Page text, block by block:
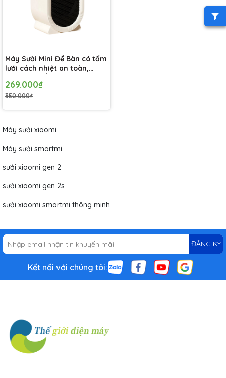
Máy Sưởi Mini Để Bàn có tấm
lưới cách nhiệt an toàn,
Ngoại Tiện Lợi
269.000₫
350.000₫
Máy sưởi xiaomi
Máy sưởi smartmi
sưởi xiaomi gen 2
sưởi xiaomi gen 2s
sưởi xiaomi smartmi thông minh
ĐĂNG KÝ
Kết nối với chúng tôi: